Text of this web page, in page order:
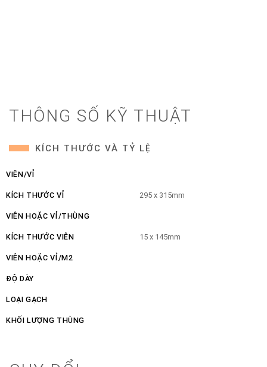
THÔNG SỐ KỸ THUẬT
KÍCH THƯỚC VÀ TỶ LỆ
VIÊN/VỈ
KÍCH THƯỚC VỈ 295 x 315mm
VIÊN HOẶC VỈ/THÙNG
KÍCH THƯỚC VIÊN 15 x 145mm
VIÊN HOẶC VỈ/M2
ĐỘ DÀY
LOẠI GẠCH
KHỐI LƯỢNG THÙNG